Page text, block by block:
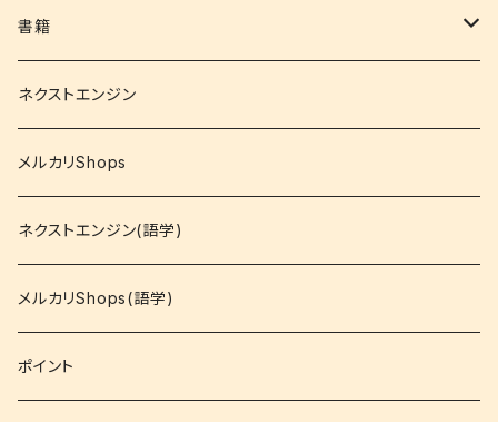
書籍
関西大学テキスト
就活
資格
コミック
文庫
ネクストエンジン
メルカリShops
ネクストエンジン(語学)
メルカリShops(語学)
ポイント